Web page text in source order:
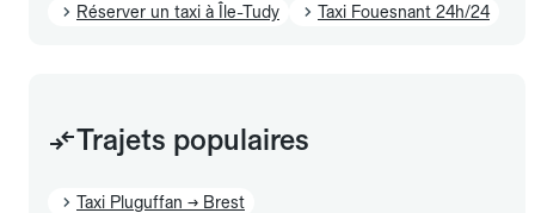
Réserver un taxi à Île-Tudy
Taxi Fouesnant 24h/24
Trajets populaires
Taxi Pluguffan → Brest